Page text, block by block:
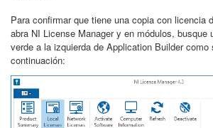
Para confirmar que tiene una copia con licencia
abra NI License Manager y en módulos, busque
verde a la izquierda de Application Builder como
continuación: